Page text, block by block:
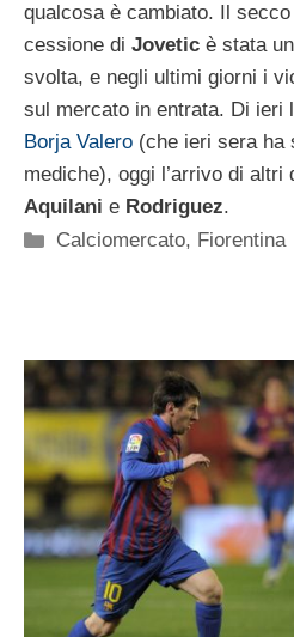
qualcosa è cambiato. Il
cessione di Jovetic è stata
svolta, e negli ultimi giorni i
sul mercato in entrata. Di ieri
Borja Valero (che ieri sera ha
mediche), oggi l’arrivo di altri
Aquilani e Rodriguez.
Categorie
Calciomercato, Fiorentina